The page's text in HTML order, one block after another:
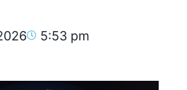
5:53 pm